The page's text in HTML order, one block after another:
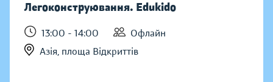
Легоконструювання. Edukido
13:00 - 14:00
Офлайн
Азія, площа Відкриттів